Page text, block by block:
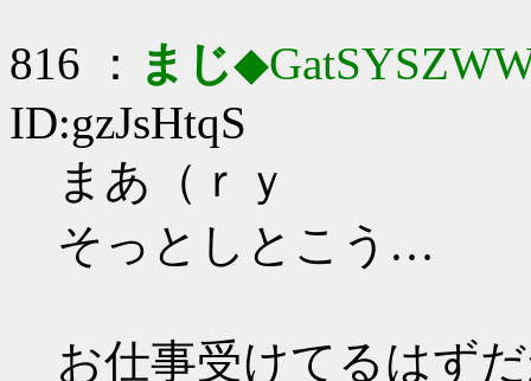
816 ： まじ
ID:gzJsHtqS
まあ（ｒｙ
そっとしとこう…
お仕事受けてるはず